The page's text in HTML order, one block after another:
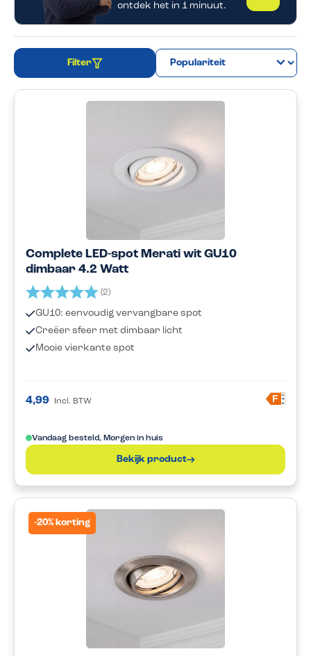
ontdek het in 1 minuut.
Filter
Complete LED-spot Merati wit GU10
dimbaar 4.2 Watt
Beoordeling: (2)
GU10: eenvoudig vervangbare spot
Creëer sfeer met dimbaar licht
Mooie vierkante spot
4,99 Incl. BTW F A
G
Vandaag besteld, Morgen in huis
Bekijk product
-20% korting